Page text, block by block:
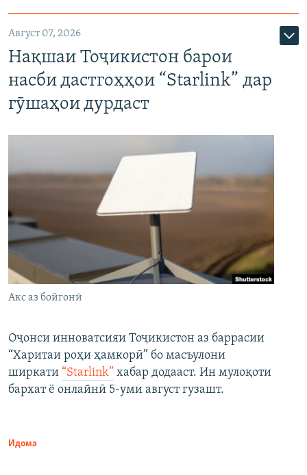
Август 07, 2026
Нақшаи Тоҷикистон барои
насби дастгоҳҳои “Starlink” дар
гӯшаҳои дурдаст
Акс аз бойгонӣ
Оҷонси инноватсияи Тоҷикистон аз баррасии
“Харитаи роҳи ҳамкорӣ” бо масъулони
ширкати “Starlink” хабар додааст. Ин мулоқоти
бархат ё онлайнӣ 5-уми август гузашт.
Идома